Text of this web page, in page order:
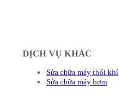
DỊCH VỤ KHÁC
Sửa chữa máy thổi khí
Sửa chữa máy bơm